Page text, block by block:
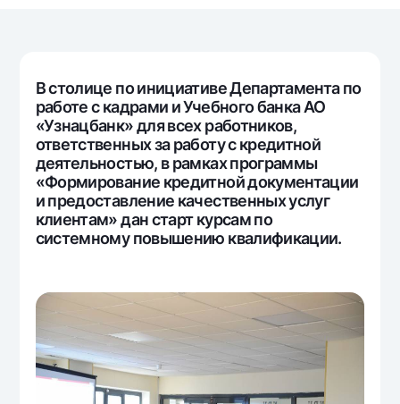
Золотые слитки от НБУ
Серебряный депозит
Visa FIFA
Mastercard
Зарплатные
Garmin pay
Акции
Мобильное приложение Milliy
Часто задаваемые вопросы
Ищите по сайту
Найти
Полезные ссылки
Часто задаваемые вопросы
Пресс-центр
В столице по инициативе Департамента по
работе с кадрами и Учебного банка АО
«Узнацбанк» для всех работников,
ответственных за работу с кредитной
деятельностью, в рамках программы
«Формирование кредитной документации
и предоставление качественных услуг
клиентам» дан старт курсам по
системному повышению квалификации.